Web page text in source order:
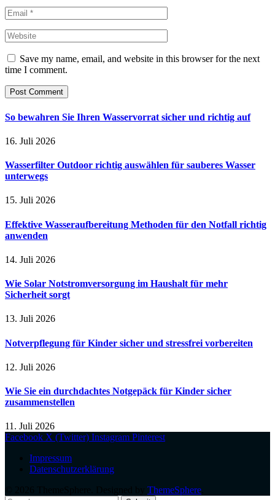
Save my name, email, and website in this browser for the next
time I comment.
So bewahren Sie Ihren Wasservorrat sicher und richtig auf
16. Juli 2026
Wasserfilter Outdoor richtig auswählen für sauberes Wasser
unterwegs
15. Juli 2026
Effektive Wasseraufbereitung Methoden für den Notfall richtig
anwenden
14. Juli 2026
Wie Solar Notstromversorgung im Haushalt für mehr
Sicherheit sorgt
13. Juli 2026
Notverpflegung für Kinder sicher und stressfrei vorbereiten
12. Juli 2026
Wie Sie ein durchdachtes Notgepäck für Kinder sicher
zusammenstellen
11. Juli 2026
Facebook X (Twitter) Instagram Pinterest
Impressum
Datenschutzerklärung
ThemeSphere